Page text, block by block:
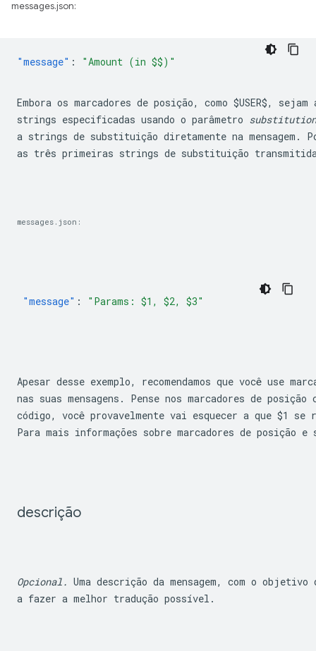
messages.json:
"message" :
Embora os marcadores de posição, como $USER$, sejam
strings especificadas usando o parâmetro
a strings de substituição diretamente na mensagem.
as três primeiras strings de substituição
messages.json:
"message" : "Params: $1, $2, $3"
Apesar desse exemplo, recomendamos que você use
nas suas mensagens. Pense nos marcadores de
código, você provavelmente vai esquecer a que $1
se
Para mais informações sobre marcadores de
descrição
Opcional. Uma descrição da mensagem, com o
a fazer a melhor tradução possível.